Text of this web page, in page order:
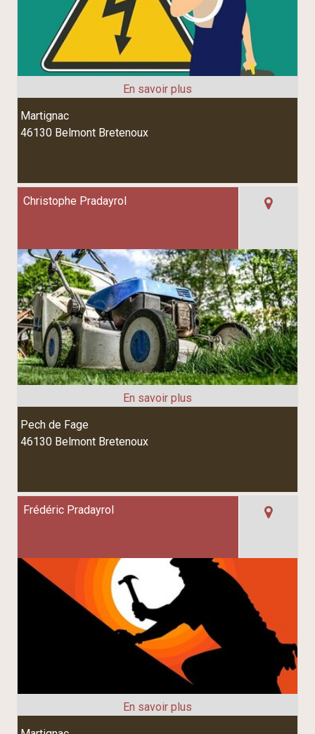
Martignac
46130 Belmont Bretenoux
Christophe Pradayrol
Pech de Fage
46130 Belmont Bretenoux
Frédéric Pradayrol